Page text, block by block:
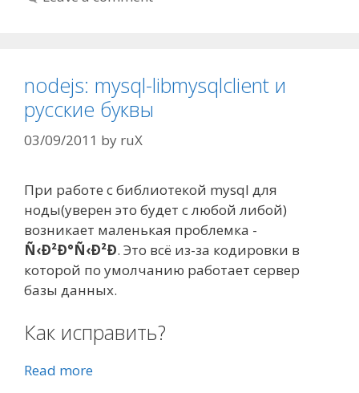
nodejs: mysql-libmysqlclient и
русские буквы
03/09/2011 by ruX
При работе с библиотекой mysql для
ноды(уверен это будет с любой либой)
возникает маленькая проблемка -
Ñ‹Ð²Ð°Ñ‹Ð²Ð. Это всё из-за кодировки в
которой по умолчанию работает сервер
базы данных.
Как исправить?
Read more